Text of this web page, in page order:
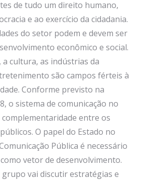
de tudo um direito humano,
e ao exercício da cidadania.
do setor podem e devem ser
econômico e social.
a cultura, as indústrias da
são campos férteis à
Conforme previsto na
o sistema de comunicação no
entre os
O papel do Estado no
Pública é necessário
vetor de desenvolvimento.
vai discutir estratégias e